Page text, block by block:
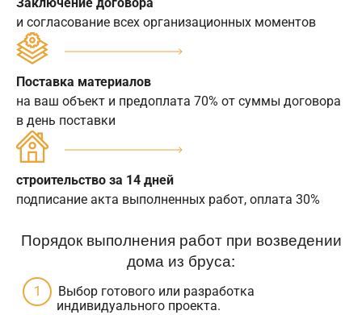
и согласование всех организационных моментов
Поставка материалов
на ваш объект и предоплата 70% от суммы договора
в день поставки
строительство за 14 дней
подписание акта выполненных работ, оплата 30%
Порядок выполнения работ при возведении
дома из бруса:
Выбор готового или разработка
индивидуального проекта.